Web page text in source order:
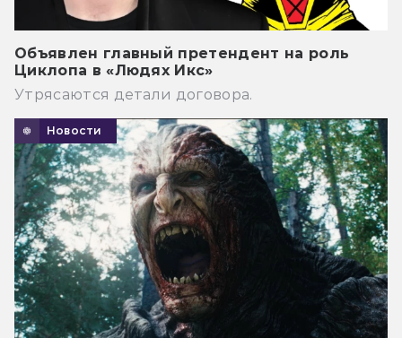
Объявлен главный претендент на роль
Циклопа в «Людях Икс»
Утрясаются детали договора.
Новости